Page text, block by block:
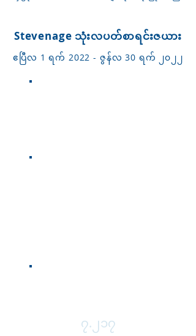
Stevenage သုံးလပတ်စာရင်းဇယား
ဧပြီလ 1 ရက် 2022 - ဇွန်လ 30 ရက် ၂၀၂၂
၇.၂၁၇